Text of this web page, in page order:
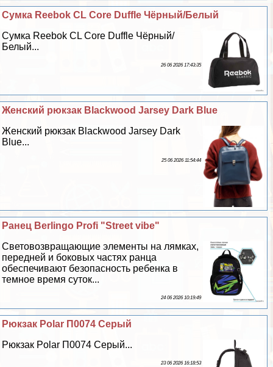
Сумка Reebok CL Core Duffle Чёрный/Белый
Сумка Reebok CL Core Duffle Чёрный/
Белый...
26 06 2026 17:43:35
Женский рюкзак Blackwood Jarsey Dark Blue
Женский рюкзак Blackwood Jarsey Dark
Blue...
25 06 2026 11:54:44
Ранец Berlingo Profi "Street vibe"
Световозвращающие элементы на лямках,
передней и боковых частях ранца
обеспечивают безопасность ребенка в
темное время суток...
24 06 2026 10:19:49
Рюкзак Polar П0074 Серый
Рюкзак Polar П0074 Серый...
23 06 2026 16:18:53